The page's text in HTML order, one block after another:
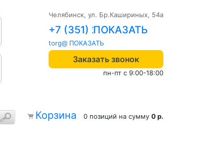
Челябинск, ул. Бр.Кашириных, 54а
+7 (351) 242-04-09
torg@1cab.ru
Заказать звонок
пн-пт с 9:00-18:00
Корзина 0 позиций на сумму0 р.